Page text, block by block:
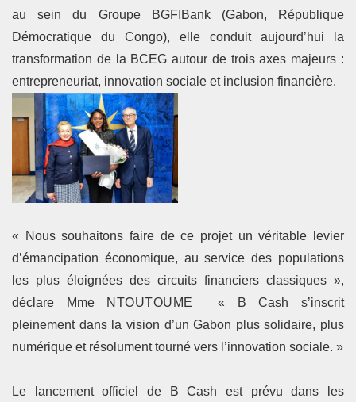
au sein du Groupe BGFIBank (Gabon, République
Démocratique du Congo), elle conduit aujourd’hui la
transformation de la BCEG autour de trois axes majeurs :
entrepreneuriat, innovation sociale et inclusion financière.
« Nous souhaitons faire de ce projet un véritable levier
d’émancipation économique, au service des populations
les plus éloignées des circuits financiers classiques »,
déclare Mme
NTOUTOUME
« B Cash s’inscrit
pleinement dans la vision d’un Gabon plus solidaire, plus
numérique et résolument tourné vers l’innovation sociale. »
Le lancement officiel de B Cash est prévu dans les